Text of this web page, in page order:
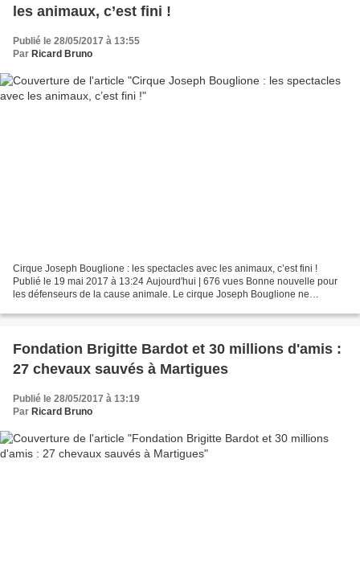
les animaux, c’est fini !
Publié le 28/05/2017 à 13:55
Par Ricard Bruno
Cirque Joseph Bouglione : les spectacles avec les animaux, c’est fini !
Publié le 19 mai 2017 à 13:24 Aujourd'hui | 676 vues Bonne nouvelle pour
les défenseurs de la cause animale. Le cirque Joseph Bouglione ne
Fondation Brigitte Bardot et 30 millions d'amis :
27 chevaux sauvés à Martigues
Publié le 28/05/2017 à 13:19
Par Ricard Bruno